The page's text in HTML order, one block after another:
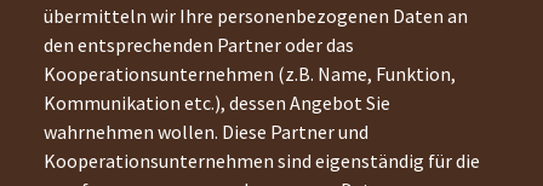
übermitteln wir Ihre personenbezogenen Daten an
den entsprechenden Partner oder das
Kooperationsunternehmen (z.B. Name, Funktion,
Kommunikation etc.), dessen Angebot Sie
wahrnehmen wollen. Diese Partner und
Kooperationsunternehmen sind eigenständig für die